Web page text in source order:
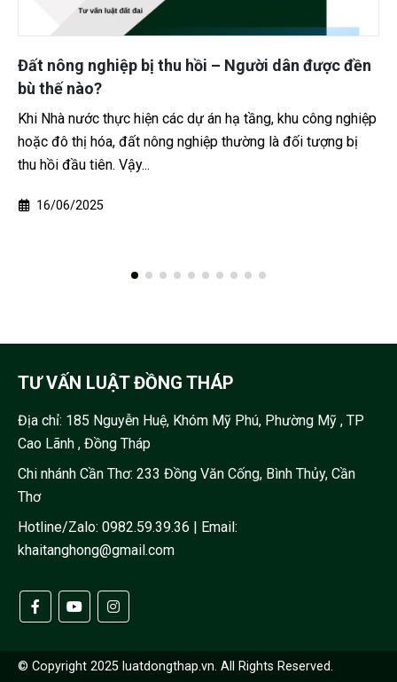
Bên thuê không trả mặt bằng đúng hạn, chủ đất
có được tự ý phá hoa màu để đòi lại đất?
1. Tóm tắt vụ việc Gia đình người hỏi cho người cùng xã
thuê 2 mẫu đất để trồng rau màu, có giấy viết tay về thời
hạn thuê và tiền...
10/12/2025
TƯ VẤN LUẬT ĐỒNG THÁP
Địa chỉ: 185 Nguyễn Huệ, Khóm Mỹ Phú, Phường Mỹ , TP
Cao Lãnh , Đồng Tháp
Chi nhánh Cần Thơ: 233 Đồng Văn Cống, Bình Thủy, Cần
Thơ
Hotline/Zalo: 0982.59.39.36 | Email:
khaitanghong@gmail.com
© Copyright 2025 luatdongthap.vn. All Rights Reserved.